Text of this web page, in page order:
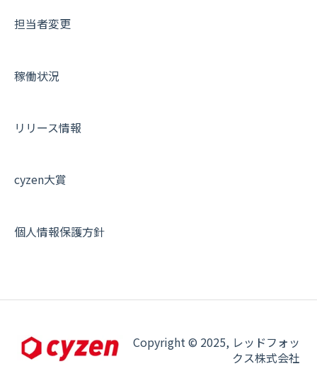
お知らせ
商品
契約・その他
メンバー画面について
その他よくある質問
担当者変更
稼働状況
リリース情報
cyzen大賞
個人情報保護方針
Copyright © 2025, レッドフォッ
クス株式会社